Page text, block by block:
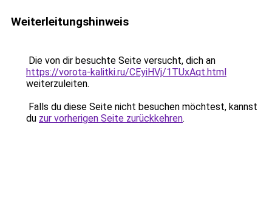
Weiterleitungshinweis
Die von dir besuchte Seite versucht, dich an
https://vorota-kalitki.ru/CEyiHVj/1TUxAqt.html
weiterzuleiten.
Falls du diese Seite nicht besuchen möchtest, kannst
du zur vorherigen Seite zurückkehren.